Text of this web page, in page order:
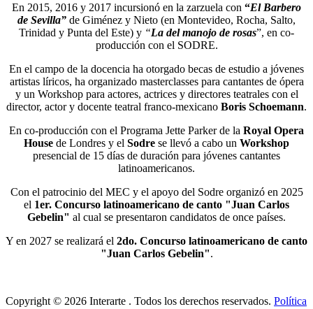
En 2015, 2016 y 2017 incursionó en la zarzuela con “El Barbero
de Sevilla” de Giménez y Nieto (en Montevideo, Rocha, Salto,
Trinidad y Punta del Este) y “La del manojo de rosas”, en co-
producción con el SODRE.
En el campo de la docencia ha otorgado becas de estudio a jóvenes
artistas líricos, ha organizado masterclasses para cantantes de ópera
y un Workshop para actores, actrices y directores teatrales con el
director, actor y docente teatral franco-mexicano Boris Schoemann.
En co-producción con el Programa Jette Parker de la Royal Opera
House de Londres y el Sodre se llevó a cabo un Workshop
presencial de 15 días de duración para jóvenes cantantes
latinoamericanos.
Con el patrocinio del MEC y el apoyo del Sodre organizó en 2025
el 1er. Concurso latinoamericano de canto "Juan Carlos
Gebelin" al cual se presentaron candidatos de once países.
Y en 2027 se realizará el 2do. Concurso latinoamericano de canto
"Juan Carlos Gebelin".
Copyright © 2026 Interarte . Todos los derechos reservados. Política